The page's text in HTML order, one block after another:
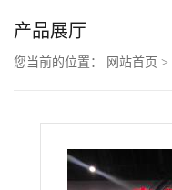
页
公
产品展厅
您当前的位置： 网站首页 >